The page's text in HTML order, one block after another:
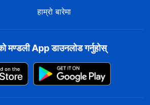
हाम्रो बारेमा
मण्डली App डाउनलोड गर्नुहोस्